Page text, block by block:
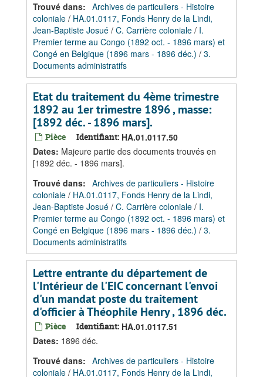
Trouvé dans: Archives de particuliers - Histoire
coloniale / HA.01.0117, Fonds Henry de la Lindi,
Jean-Baptiste Josué / C. Carrière coloniale / I.
Premier terme au Congo (1892 oct. - 1896 mars) et
Congé en Belgique (1896 mars - 1896 déc.) / 3.
Documents administratifs
Etat du traitement du 4ème trimestre
1892 au 1er trimestre 1896 , masse:
[1892 déc. - 1896 mars].
Pièce Identifiant: HA.01.0117.50
Dates: Majeure partie des documents trouvés en
[1892 déc. - 1896 mars].
Trouvé dans: Archives de particuliers - Histoire
coloniale / HA.01.0117, Fonds Henry de la Lindi,
Jean-Baptiste Josué / C. Carrière coloniale / I.
Premier terme au Congo (1892 oct. - 1896 mars) et
Congé en Belgique (1896 mars - 1896 déc.) / 3.
Documents administratifs
Lettre entrante du département de
l'Intérieur de l'EIC concernant l'envoi
d'un mandat poste du traitement
d'officier à Théophile Henry , 1896 déc.
Pièce Identifiant: HA.01.0117.51
Dates: 1896 déc.
Trouvé dans: Archives de particuliers - Histoire
coloniale / HA.01.0117, Fonds Henry de la Lindi,